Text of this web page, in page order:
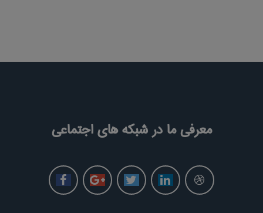
معرفی ما در شبکه های اجتماعی